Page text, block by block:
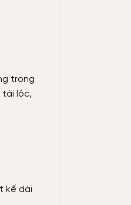
trong
tài lộc,
kế dài